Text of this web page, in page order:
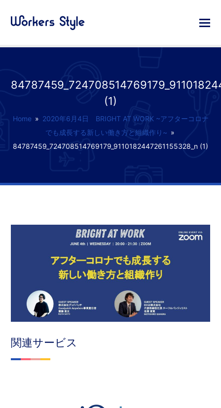
(1)
Home » 2020年6月4日 BRIGHT AT WORK ~アフターコロナ
でも成長する新しい働き方と組織作り~ »
84787459_724708514769179_9110182447261155328_n (1)
関連サービス